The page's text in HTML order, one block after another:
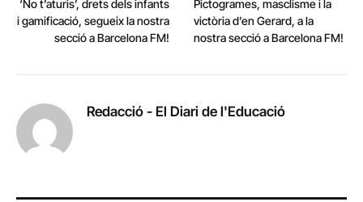
‘No t’aturis’, drets dels infants
i gamificació, segueix la nostra
secció a Barcelona FM!
Pictogrames, masclisme i la
victòria d’en Gerard, a la
nostra secció a Barcelona FM!
Redacció - El Diari de l'Educació